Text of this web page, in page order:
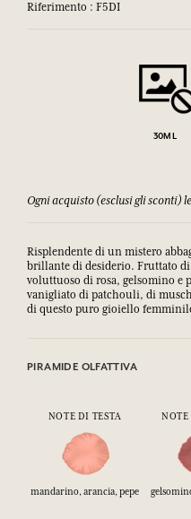
Riferimento : F5DI
30ML
Ogni acquisto (esclusi gli sconti)
Risplendente di un mistero
brillante di desiderio. Fruttato
voluttuoso di rosa, gelsomino e
vanigliato di patchouli, di
di questo puro gioiello
PIRAMIDE OLFATTIVA
NOTE DI TESTA NOTE
mandarino, arancia, pepe